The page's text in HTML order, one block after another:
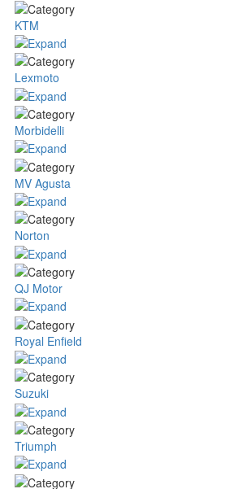
KTM
Lexmoto
Morbidelli
MV Agusta
Norton
QJ Motor
Royal Enfield
Suzuki
Triumph